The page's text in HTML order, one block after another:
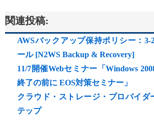
関連投稿:
AWSバックアップ保持ポリシー：3-
ール [N2WS Backup & Recovery]
11/7開催Webセミナー「Windows
終了の前に EOS対策セミナー」
クラウド・ストレージ・プロバイダ
テップ